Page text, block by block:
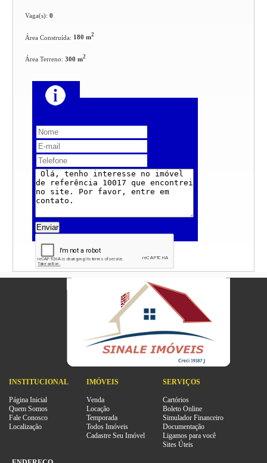
Vaga(s):0
Área Construída: 180 m2
Área Terreno:300 m2
Enviar
INSTITUCIONAL
Página Inicial
Quem Somos
Fale Conosco
Localização
IMÓVEIS
Venda
Locação
Temporada
Todos Imóveis
Cadastre Seu Imóvel
SERVIÇOS
Cartórios
Boleto Online
Simulador Financeiro
Documentação
Ligamos para você
Sites Úteis